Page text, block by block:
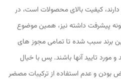
دارند، کیفیت بالای محصولات است، در
پیشرفت داشته نیز، همین موضوع
برند سبب شده تا تمامی مجوز های
و مورد تایید آنها باشند. پس با خیال
بودن و عدم استفاده از ترکیبات مصضر